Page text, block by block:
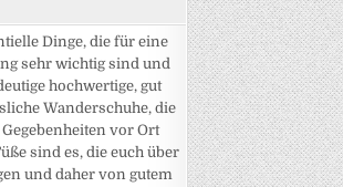
Dinge, die für eine
sehr wichtig sind und
hochwertige, gut
Wanderschuhe, die
vor Ort
sind es, die euch über
und daher von gutem